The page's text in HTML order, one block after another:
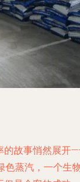
的故事悄然展开
色蒸汽，一个生